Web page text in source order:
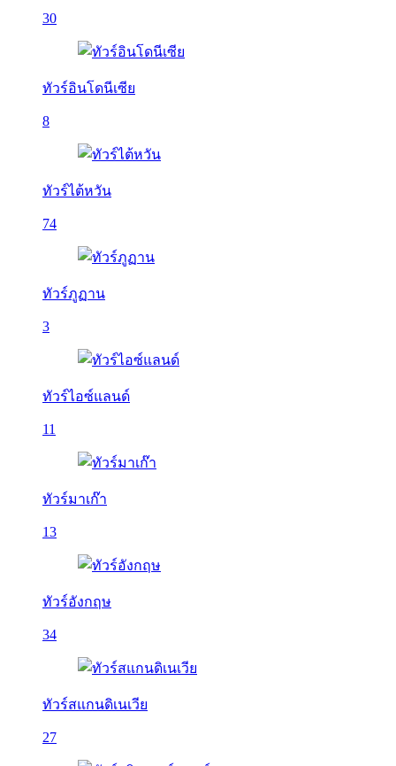
30
ทัวร์อินโดนีเซีย
8
ทัวร์ไต้หวัน
74
ทัวร์ภูฏาน
3
ทัวร์ไอซ์แลนด์
11
ทัวร์มาเก๊า
13
ทัวร์อังกฤษ
34
ทัวร์สแกนดิเนเวีย
27